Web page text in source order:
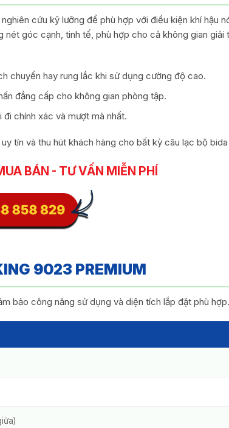
cứu kỹ lưỡng để phù hợp với điều kiện khí hậu
góc cạnh, tinh tế, phù hợp cho cả không gian giải
chuyển hay rung lắc khi sử dụng cường độ cao.
đẳng cấp cho không gian phòng tập.
chính xác và mượt mà nhất.
tín và thu hút khách hàng cho bất kỳ câu lạc bộ bida
BÁN - TƯ VẤN MIỄN PHÍ
9023 PREMIUM
bảo công năng sử dụng và diện tích lắp đặt phù hợp.